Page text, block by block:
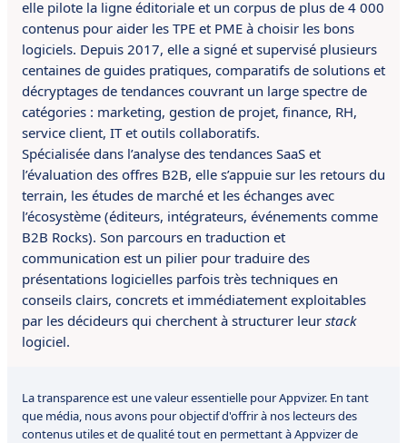
elle pilote la ligne éditoriale et un corpus de plus de 4 000
contenus pour aider les TPE et PME à choisir les bons
logiciels. Depuis 2017, elle a signé et supervisé plusieurs
centaines de guides pratiques, comparatifs de solutions et
décryptages de tendances couvrant un large spectre de
catégories : marketing, gestion de projet, finance, RH,
service client, IT et outils collaboratifs.
Spécialisée dans l’analyse des tendances SaaS et
l’évaluation des offres B2B, elle s’appuie sur les retours du
terrain, les études de marché et les échanges avec
l’écosystème (éditeurs, intégrateurs, événements comme
B2B Rocks). Son parcours en traduction et
communication est un pilier pour traduire des
présentations logicielles parfois très techniques en
conseils clairs, concrets et immédiatement exploitables
par les décideurs qui cherchent à structurer leur stack
logiciel.
La transparence est une valeur essentielle pour Appvizer. En tant
que média, nous avons pour objectif d'offrir à nos lecteurs des
contenus utiles et de qualité tout en permettant à Appvizer de